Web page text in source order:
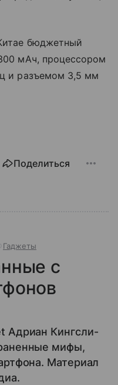
бюджетный
мАч, процессором
и разъемом 3,5 мм
Поделиться
Гаджеты
с
Адриан Кингсли-
мифы,
Материал